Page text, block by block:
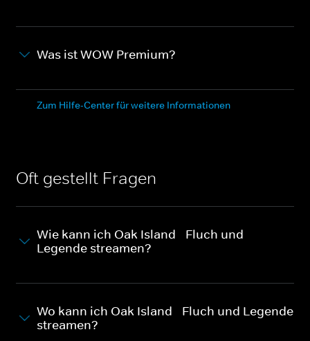
Was ist WOW Premium?
Zum Hilfe-Center für weitere Informationen
Oft gestellt Fragen
Wie kann ich Oak Island - Fluch und
Legende streamen?
Wo kann ich Oak Island - Fluch und Legende
streamen?